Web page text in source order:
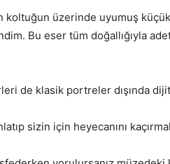
koltuğun üzerinde uyumuş
Bu eser tüm doğallığıyla
de klasik portreler dışında
sizin için heyecanını